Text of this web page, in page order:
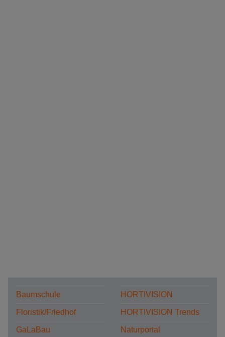
Baumschule
Floristik/Friedhof
GaLaBau
HORTIVISION
HORTIVISION Trends
Naturportal